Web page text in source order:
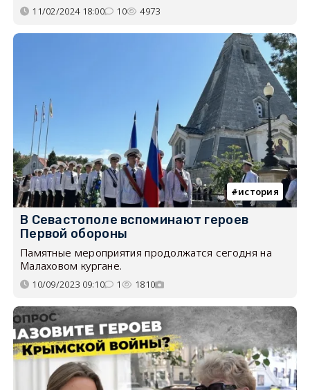
11/02/2024 18:00 10 4973
история
В Севастополе вспоминают героев
Первой обороны
Памятные мероприятия продолжатся сегодня на
Малаховом кургане.
10/09/2023 09:10 1 1810